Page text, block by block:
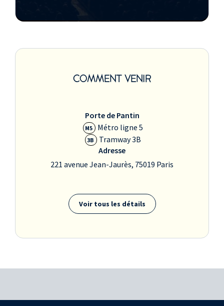
COMMENT VENIR
Porte de Pantin
M5 Métro ligne 5
3B
Tramway 3B
Adresse
221 avenue Jean-Jaurès, 75019 Paris
Voir tous les détails